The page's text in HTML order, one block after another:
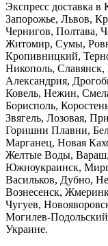
Экспресс доставка
Запорожье, Львов,
Чернигов, Полтава,
Житомир, Сумы,
Кропивницкий,
Никополь,
Александрия,
Ковель, Нежин,
Борисполь,
Звягель, Лозовая,
Горишни Плавни,
Марганец, Новая
Желтые Воды,
Южноукраинск,
Васильков, Дубно,
Вознесенск,
Чугуев,
Могилев-
Украине.